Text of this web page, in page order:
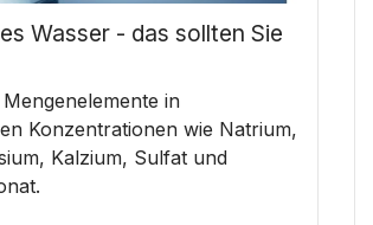
Wasser - das sollten Sie
in
Konzentrationen wie Natrium,
Kalzium, Sulfat und